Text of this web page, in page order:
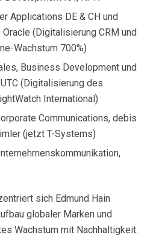
Applications DE & CH und
(Digitalisierung CRM und
Wachstum 700%)
Business Development und
(Digitalisierung des
International)
Communications, debis
(jetzt T-Systems)
sich Edmund Hain
globaler Marken und
Wachstum mit Nachhaltigkeit.